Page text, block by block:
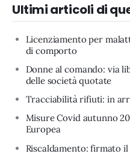
Ultimi articoli di
Licenziamento per
di comporto
Donne al comando: via
delle società quotate
Tracciabilità rifiuti: in
Misure Covid autunno
Europea
Riscaldamento: firmato